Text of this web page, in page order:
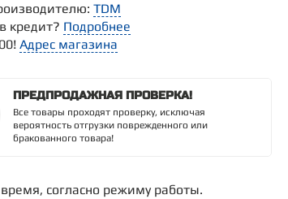
TDM
кредит? Подробнее
Адрес магазина
ПРЕДПРОДАЖНАЯ ПРОВЕРКА!
Все товары проходят проверку, исключая
вероятность отгрузки поврежденного или
бракованного товара!
согласно режиму работы.